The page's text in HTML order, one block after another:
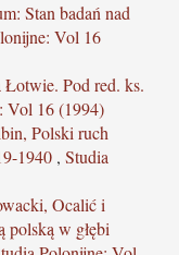
Stan badań nad
Vol 16
Łotwie. Pod red. ks.
Vol 16 (1994)
Polski ruch
1940 , Studia
Ocalić i
polską w głębi